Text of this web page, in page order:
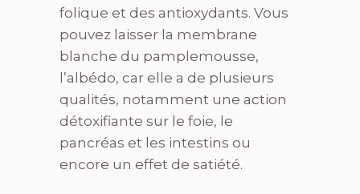
folique et des antioxydants. Vous
pouvez laisser la membrane
blanche du pamplemousse,
l’albédo, car elle a de plusieurs
qualités, notamment une action
détoxifiante sur le foie, le
pancréas et les intestins ou
encore un effet de satiété.